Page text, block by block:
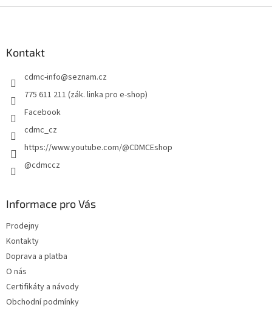
Kontakt
cdmc-info@seznam.cz
775 611 211 (zák. linka pro e-shop)
Facebook
cdmc_cz
https://www.youtube.com/@CDMCEshop
@cdmccz
Informace pro Vás
Prodejny
Kontakty
Doprava a platba
O nás
Certifikáty a návody
Obchodní podmínky